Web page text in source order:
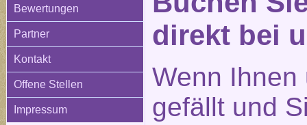
Bewertungen
Partner
Kontakt
Offene Stellen
Impressum
direkt bei
Wenn Ihnen
gefällt und